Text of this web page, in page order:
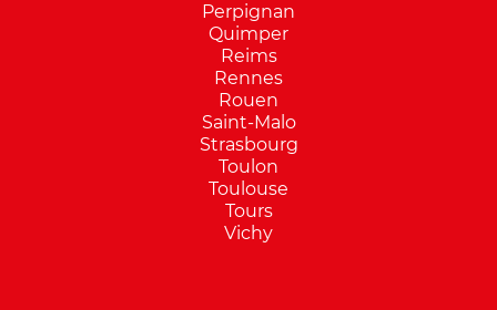
Perpignan
Quimper
Reims
Rennes
Rouen
Saint-Malo
Strasbourg
Toulon
Toulouse
Tours
Vichy